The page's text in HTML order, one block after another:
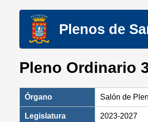
Plenos de
Pleno Ordinario
Órgano Salón de
Legislatura 2023-2027